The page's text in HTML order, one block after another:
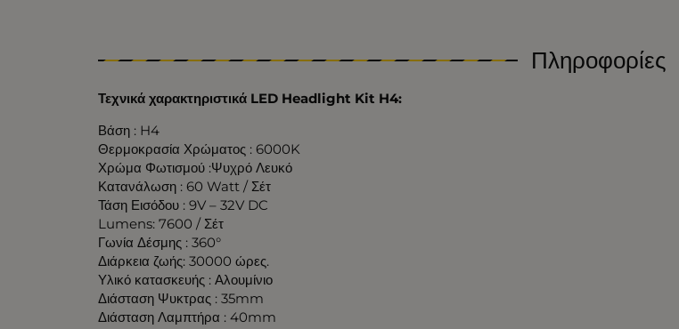
Πληροφορίες
Τεχνικά χαρακτηριστικά LED Headlight Kit H4:
Βάση : H4
Θερμοκρασία Χρώματος : 6000K
Χρώμα Φωτισμού :Ψυχρό Λευκό
Κατανάλωση : 60 Watt / Σέτ
Τάση Εισόδου : 9V – 32V DC
Lumens: 7600 / Σέτ
Γωνία Δέσμης : 360°
Διάρκεια ζωής: 30000 ώρες.
Υλικό κατασκευής : Αλουμίνιο
Διάσταση Ψυκτρας : 35mm
Διάσταση Λαμπτήρα : 40mm